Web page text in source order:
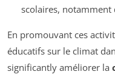
scolaires, notamment
En promouvant ces
éducatifs sur le climat
significantly améliorer la